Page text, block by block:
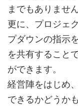
までもありません
更に、プロジェ
プダウンの指示
を共有すること
ができます。
経営陣をはじめ
できるかどうか